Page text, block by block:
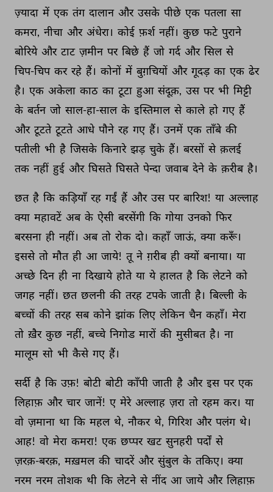
ज़्यादा में एक तंग दालान और उसके पीछे एक पतला सा
कमरा, नीचा और अंधेरा। कोई फ़र्श नहीं। कुछ फटे पुराने
बोरिये और टाट ज़मीन पर बिछे हैं जो गर्द और सिल से
चिप-चिप कर रहे हैं। कोनों में बुग़चियों और गूदड़ का एक ढेर
है। एक अकेला काठ का टूटा हुआ संदूक़, उस पर भी मिट्टी
के बर्तन जो साल-हा-साल के इस्तिमाल से काले हो गए हैं
और टूटते टूटते आधे पौने रह गए हैं। उनमें एक ताँबे की
पतीली भी है जिसके किनारे झड़ चुके हैं। बरसों से क़लई
तक नहीं हुई और घिसते घिसते पेन्दा जवाब देने के क़रीब है।
छत है कि कड़ियाँ रह गईं हैं और उस पर बारिश! या अल्लाह
क्या महावटें अब के ऐसी बरसेंगी कि गोया उनको फिर
बरसना ही नहीं। अब तो रोक दो। कहाँ जाऊं, क्या करूँ।
इससे तो मौत ही आ जाये! तू ने ग़रीब ही क्यों बनाया। या
अच्छे दिन ही ना दिखाये होते या ये हालत है कि लेटने को
जगह नहीं। छत छलनी की तरह टपके जाती है। बिल्ली के
बच्चों की तरह सब कोने झांक लिए लेकिन चैन कहाँ। मेरा
तो ख़ैर कुछ नहीं, बच्चे निगोड मारों की मुसीबत है। ना
मालूम सो भी कैसे गए हैं।
सर्दी है कि उफ़! बोटी बोटी काँपी जाती है और इस पर एक
लिहाफ़ और चार जानें! ए मेरे अल्लाह ज़रा तो रहम कर। या
वो ज़माना था कि महल थे, नौकर थे, गिरिश और पलंग थे।
आह! वो मेरा कमरा! एक छप्पर खट सुनहरी पर्दों से
ज़रक़-बरक़, मख़मल की चादरें और सुंबुल के तकिए। क्या
नरम नरम तोशक थी कि लेटने से नींद आ जाये और लिहाफ़